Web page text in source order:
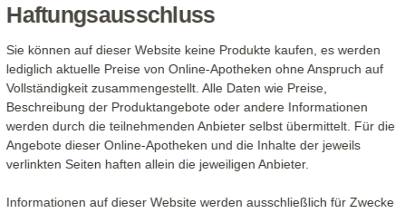
Haftungsausschluss
Sie können auf dieser Website keine Produkte kaufen, es werden
lediglich aktuelle Preise von Online-Apotheken ohne Anspruch auf
Vollständigkeit zusammengestellt. Alle Daten wie Preise,
Beschreibung der Produktangebote oder andere Informationen
werden durch die teilnehmenden Anbieter selbst übermittelt. Für die
Angebote dieser Online-Apotheken und die Inhalte der jeweils
verlinkten Seiten haften allein die jeweiligen Anbieter.
Informationen auf dieser Website werden ausschließlich für Zwecke